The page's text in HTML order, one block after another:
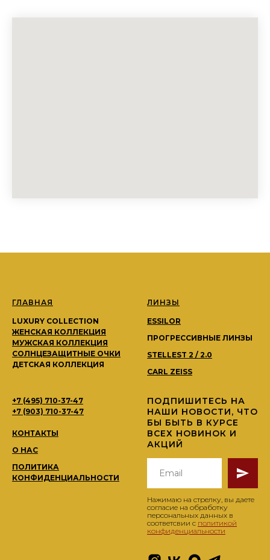
ГЛАВНАЯ
LUXURY COLLECTION
ЖЕНСКАЯ КОЛЛЕКЦИЯ
МУЖСКАЯ КОЛЛЕКЦИЯ
СОЛНЦЕЗАЩИТНЫЕ ОЧКИ
ДЕТСКАЯ КОЛЛЕКЦИЯ
ЛИНЗЫ
ESSILOR
ПРОГРЕССИВНЫЕ ЛИНЗЫ
STELLEST 2 / 2.0
CARL ZEISS
+7 (495) 710-37-47
+7 (903) 710-37-47
КОНТАКТЫ
О НАС
ПОЛИТИКА
КОНФИДЕНЦИАЛЬНОСТИ
ПОДПИШИТЕСЬ НА
НАШИ НОВОСТИ, ЧТО
БЫ БЫТЬ В КУРСЕ
ВСЕХ НОВИНОК И
АКЦИЙ
Нажимаю на стрелку, вы даете
согласие на обработку
персональных данных в
соответсвии с политикой
конфиденциальности